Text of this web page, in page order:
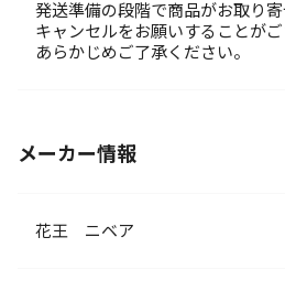
発送準備の段階で商品がお取り
キャンセルをお願いすることがご
あらかじめご了承ください。
メーカー情報
花王 ニベア